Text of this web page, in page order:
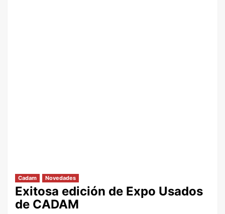
Cadam Novedades
Exitosa edición de Expo Usados
de CADAM